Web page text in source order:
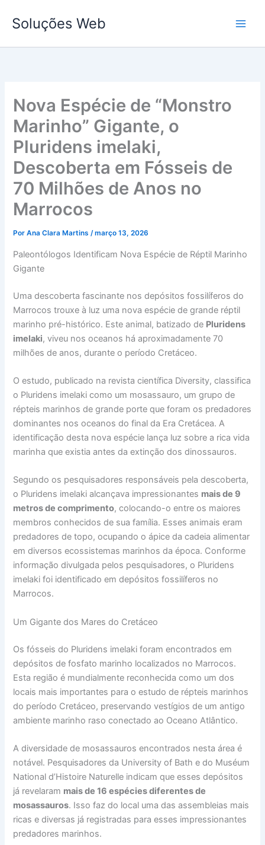
para
conteúdo
Soluções Web
Nova Espécie de “Monstro
Marinho” Gigante, o
Pluridens imelaki,
Descoberta em Fósseis de
70 Milhões de Anos no
Marrocos
PorAna Clara Martins/março 13, 2026
Paleontólogos Identificam Nova Espécie de Réptil Marinho
Gigante
Uma descoberta fascinante nos depósitos fossilíferos do
Marrocos trouxe à luz uma nova espécie de grande réptil
marinho pré-histórico. Este animal, batizado de Pluridens
imelaki, viveu nos oceanos há aproximadamente 70
milhões de anos, durante o período Cretáceo.
O estudo, publicado na revista científica Diversity, classifica
o Pluridens imelaki como um mosassauro, um grupo de
répteis marinhos de grande porte que foram os predadores
dominantes nos oceanos do final da Era Cretácea. A
identificação desta nova espécie lança luz sobre a rica vida
marinha que existia antes da extinção dos dinossauros.
Segundo os pesquisadores responsáveis pela descoberta,
o Pluridens imelaki alcançava impressionantes mais de 9
metros de comprimento, colocando-o entre os maiores
membros conhecidos de sua família. Esses animais eram
predadores de topo, ocupando o ápice da cadeia alimentar
em diversos ecossistemas marinhos da época. Conforme
informação divulgada pelos pesquisadores, o Pluridens
imelaki foi identificado em depósitos fossilíferos no
Marrocos.
Um Gigante dos Mares do Cretáceo
Os fósseis do Pluridens imelaki foram encontrados em
depósitos de fosfato marinho localizados no Marrocos.
Esta região é mundialmente reconhecida como um dos
locais mais importantes para o estudo de répteis marinhos
do período Cretáceo, preservando vestígios de um antigo
ambiente marinho raso conectado ao Oceano Atlântico.
A diversidade de mosassauros encontrados nesta área é
notável. Pesquisadores da University of Bath e do Muséum
National d’Histoire Naturelle indicam que esses depósitos
já revelaram mais de 16 espécies diferentes de
mosassauros. Isso faz do local uma das assembleias mais
ricas e diversas já registradas para esses impressionantes
predadores marinhos.